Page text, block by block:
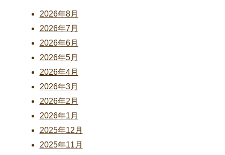
2026年8月
2026年7月
2026年6月
2026年5月
2026年4月
2026年3月
2026年2月
2026年1月
2025年12月
2025年11月